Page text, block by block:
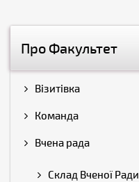
Про Факультет
Візитівка
Команда
Вчена рада
Склад Вченої Ради